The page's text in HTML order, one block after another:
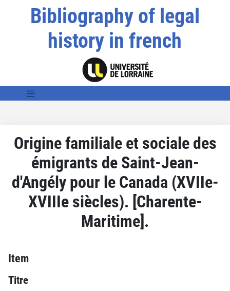
Bibliography of legal
history in french
Origine familiale et sociale des
émigrants de Saint-Jean-
d'Angély pour le Canada (XVIIe-
XVIIIe siècles). [Charente-
Maritime].
Item
Titre